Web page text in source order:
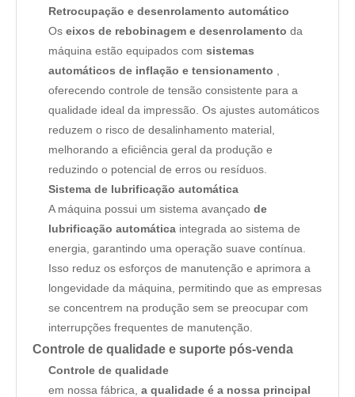
Retrocupação e desenrolamento automático
Os eixos de rebobinagem e desenrolamento da
máquina estão equipados com sistemas
automáticos de inflação e tensionamento
oferecendo controle de tensão consistente para a
qualidade ideal da impressão. Os ajustes automáticos
reduzem o risco de desalinhamento material,
melhorando a eficiência geral da produção e
reduzindo o potencial de erros ou resíduos.
Sistema de lubrificação automática
A máquina possui um sistema avançado de
lubrificação automática integrada ao sistema de
energia, garantindo uma operação suave contínua.
Isso reduz os esforços de manutenção e aprimora a
longevidade da máquina, permitindo que as empresas
se concentrem na produção sem se preocupar com
interrupções frequentes de manutenção.
Controle de qualidade e suporte pós-venda
Controle de qualidade
em nossa fábrica, a qualidade é a nossa principal